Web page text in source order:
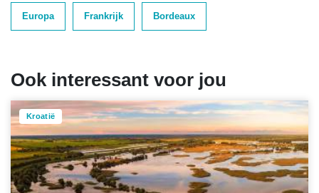
Europa Frankrijk Bordeaux
Ook interessant voor jou
Kroatië